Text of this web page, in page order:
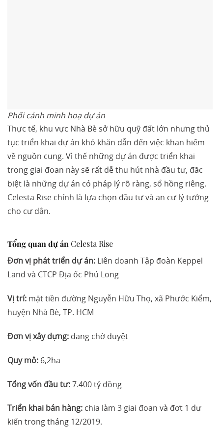
Phối cảnh minh hoạ dự án
Thực tế, khu vực Nhà Bè sở hữu quỹ đất lớn nhưng thủ
tục triển khai dự án khó khăn dẫn đến việc khan hiếm
về nguồn cung. Vì thế những dự án được triển khai
trong giai đoạn này sẽ rất dễ thu hút nhà đầu tư, đặc
biệt là những dự án có pháp lý rõ ràng, sổ hồng riêng.
Celesta Rise chính là lựa chọn đầu tư và an cư lý tưởng
cho cư dân.
Tổng quan dự án Celesta Rise
Đơn vị phát triển dự án: Liên doanh Tập đoàn Keppel
Land và CTCP Địa ốc Phú Long
Vị trí: mặt tiền đường Nguyễn Hữu Thọ, xã Phước Kiểm,
huyện Nhà Bè, TP. HCM
Đơn vị xây dựng: đang chờ duyệt
Quy mô: 6,2ha
Tổng vốn đầu tư:7.400 tỷ đồng
Triển khai bán hàng: chia làm 3 giai đoạn và đợt 1 dự
kiến trong tháng 12/2019.